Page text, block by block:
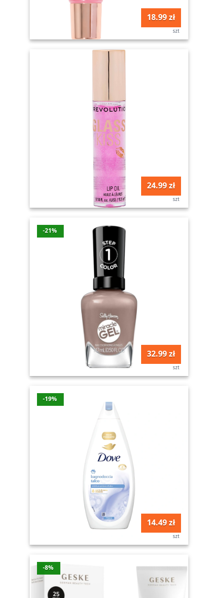
18.99 zł
szt
24.99 zł
szt
-21%
32.99 zł
szt
-19%
14.49 zł
szt
-8%